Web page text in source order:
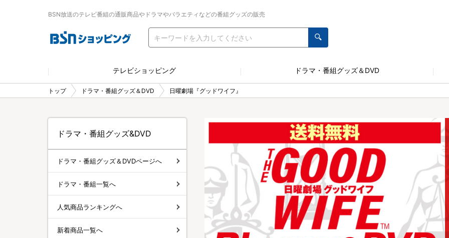
BSN放送のテレビ番組の通販商品やドラマやバラエティなどの番組グッズの販売
テレビショッピング ドラマ・番組グッズ＆DVD
トップ ドラマ・番組グッズ＆DVD 日曜劇場『グッドワイフ』
ドラマ・番組グッズ&DVD
ドラマ・番組グッズ＆DVDページへ
ドラマ・番組一覧へ
人気商品ランキングへ
新着商品一覧へ